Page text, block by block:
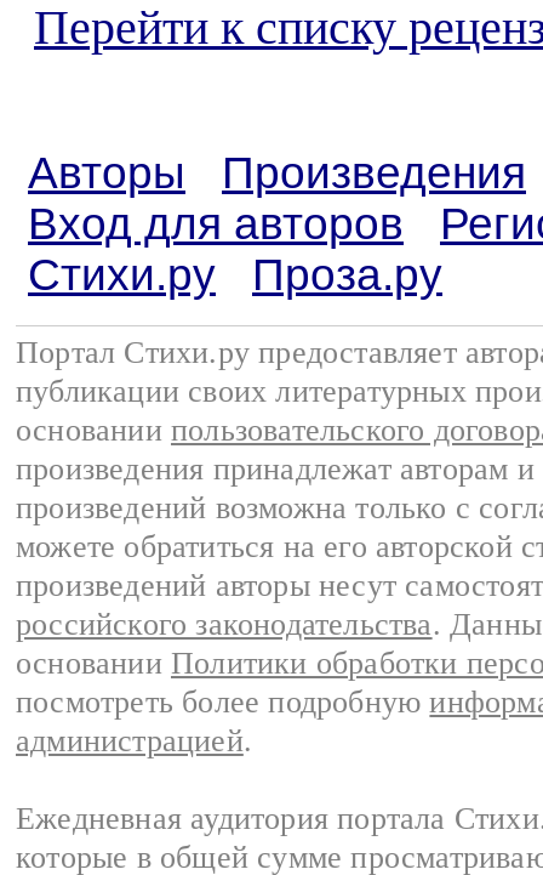
Перейти к списку
Авторы
Произведения
Вход для авторов
Стихи.ру
Проза.ру
Портал Стихи.ру предоставляет
публикации своих литературных
основании пользовательского
произведения принадлежат авторам
произведений возможна только с
можете обратиться на его авторской
произведений авторы несут
российского законодательства.
основании Политики обработки
посмотреть более подробную
администрацией.
Ежедневная аудитория портала
которые в общей сумме